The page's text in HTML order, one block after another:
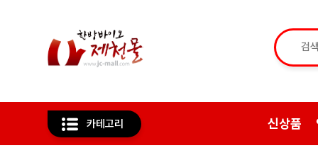
카테고리 신상품